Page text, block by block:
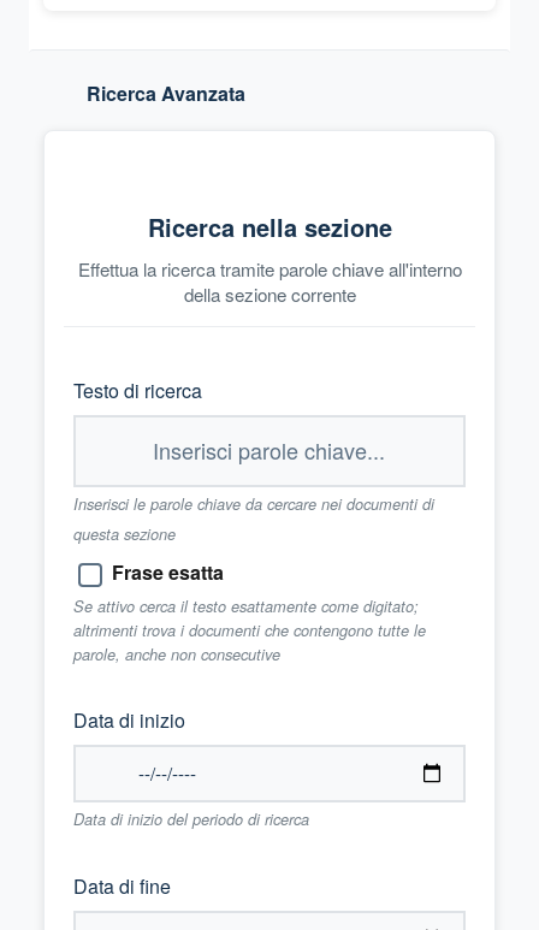
Ricerca Avanzata
Ricerca nella sezione
Effettua la ricerca tramite parole chiave all'interno
della sezione corrente
Testo di ricerca
Inserisci le parole chiave da cercare nei documenti di
questa sezione
Frase esatta
Se attivo cerca il testo esattamente come digitato;
altrimenti trova i documenti che contengono tutte le
parole, anche non consecutive
Data di inizio
Data di inizio del periodo di ricerca
Data di fine